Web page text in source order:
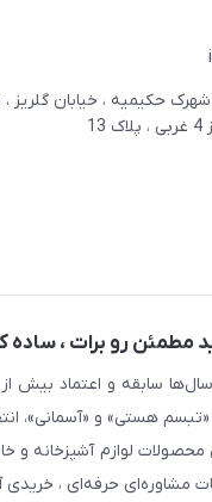
شهرک حکیمیه ، خیابان گلریز ،
مطمئن رو برات ،
هستی» و «آسمانی»،
محصولات لوازم آشپزخانه
مشاوره‌ای حرفه‌ای ، خریدی